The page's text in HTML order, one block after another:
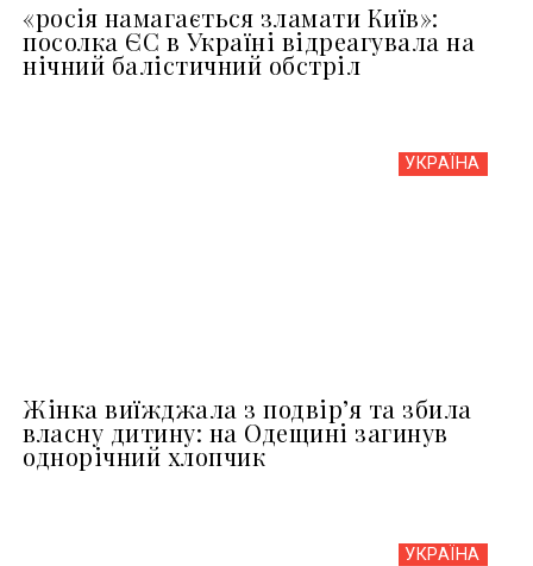
«росія намагається зламати Київ»:
посолка ЄС в Україні відреагувала на
нічний балістичний обстріл
УКРАЇНА
Жінка виїжджала з подвір’я та збила
власну дитину: на Одещині загинув
однорічний хлопчик
УКРАЇНА